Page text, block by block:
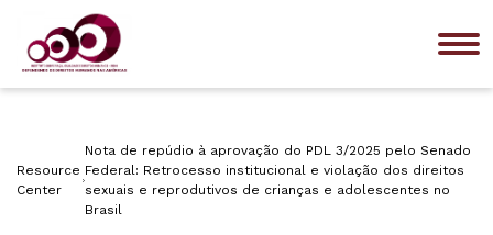
Resource
Center
Nota de repúdio à aprovação do PDL 3/2025 pelo Senado
Federal: Retrocesso institucional e violação dos direitos
sexuais e reprodutivos de crianças e adolescentes no
Brasil